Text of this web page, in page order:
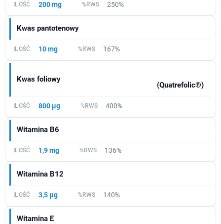
200 mg 250%
Kwas pantotenowy
10 mg 167%
Kwas foliowy
(Quatrefolic®)
800 µg 400%
Witamina B6
1,9 mg 136%
Witamina B12
3,5 µg 140%
Witamina E